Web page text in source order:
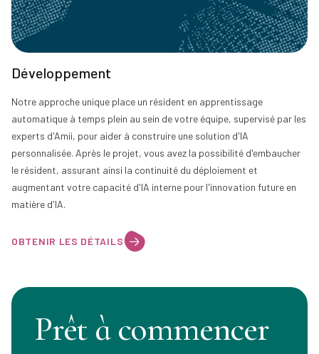
Développement
Notre approche unique place un résident en apprentissage
automatique à temps plein au sein de votre équipe, supervisé par les
experts d'Amii, pour aider à construire une solution d'IA
personnalisée. Après le projet, vous avez la possibilité d'embaucher
le résident, assurant ainsi la continuité du déploiement et
augmentant votre capacité d'IA interne pour l'innovation future en
matière d'IA.
OBTENIR LES DÉTAILS
Prêt à commencer